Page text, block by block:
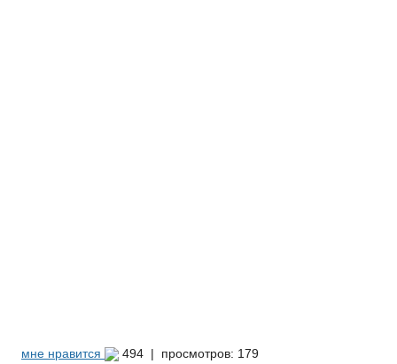
мне нравится 494 | просмотров: 179